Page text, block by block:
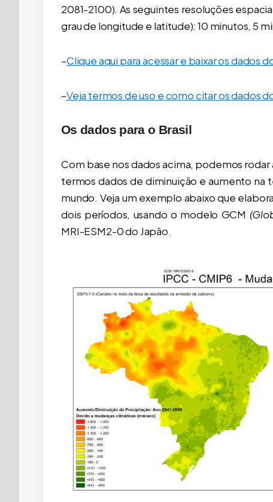
2081-2100). As seguintes resoluções
grau de longitude e latitude): 10 minutos, 5
–Clique aqui para acessar e baixar os dados
–Veja termos de uso ecomo citar os dados
Os dados para o Brasil
Com base nos dados acima, podemos
termos dados de diminuição e aumento na
mundo. Veja um exemplo abaixo que
dois períodos, usando o modelo GCM
MRI-ESM2-0 do Japão.